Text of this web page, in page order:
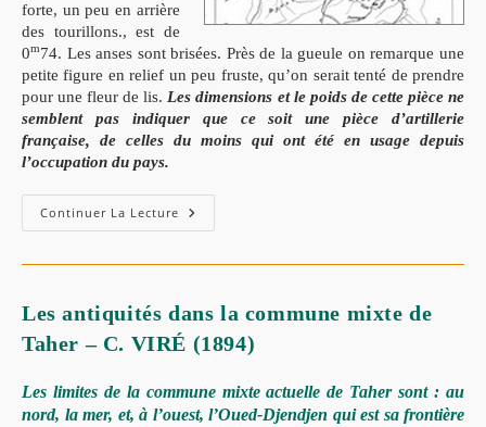
forte, un peu en arrière
des tourillons., est de
0m74. Les anses sont brisées. Près de la gueule on remarque une
petite figure en relief un peu fruste, qu’on serait tenté de prendre
pour une fleur de lis. Les dimensions et le poids de cette pièce ne
semblent pas indiquer que ce soit une pièce d’artillerie
française, de celles du moins qui ont été en usage depuis
l’occupation du pays.
Continuer La Lecture
Les antiquités dans la commune mixte de
Taher – C. VIRÉ (1894)
Les limites de la commune mixte actuelle de Taher sont : au
nord, la mer, et, à l’ouest, l’Oued-Djendjen qui est sa frontière